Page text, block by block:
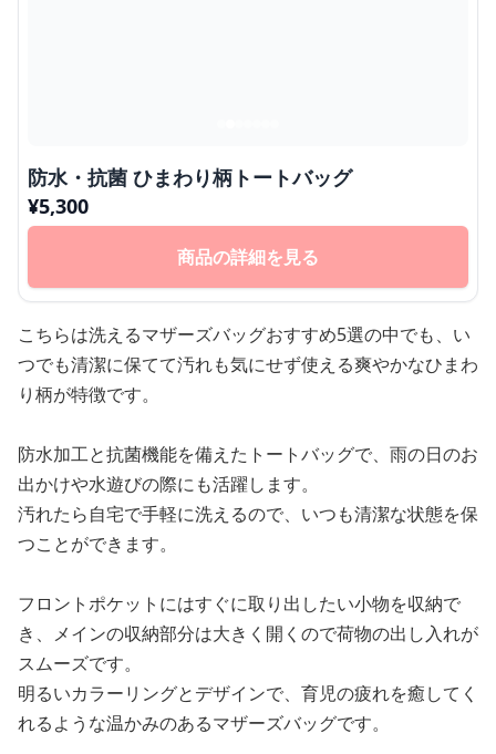
防水・抗菌 ひまわり柄トートバッグ
¥5,300
商品の詳細を見る
こちらは洗えるマザーズバッグおすすめ5選の中でも、い
つでも清潔に保てて汚れも気にせず使える爽やかなひまわ
り柄が特徴です。
防水加工と抗菌機能を備えたトートバッグで、雨の日のお
出かけや水遊びの際にも活躍します。
汚れたら自宅で手軽に洗えるので、いつも清潔な状態を保
つことができます。
フロントポケットにはすぐに取り出したい小物を収納で
き、メインの収納部分は大きく開くので荷物の出し入れが
スムーズです。
明るいカラーリングとデザインで、育児の疲れを癒してく
れるような温かみのあるマザーズバッグです。